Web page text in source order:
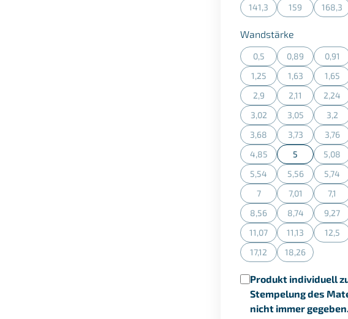
141,3
(Diese Option ist zurzeit
159
(Diese Option
168,3
Wandstärke
0,5
(Diese Option ist zurzeit
0,89
(Diese Option
0,91
1,25
(Diese Option ist zurzeit
1,63
(Diese Option
1,65
2,9
(Diese Option ist zurzeit
2,11
(Diese Option
2,24
3,02
(Diese Option ist zurzeit
3,05
(Diese Option
3,2
3,68
(Diese Option ist zurzeit
3,73
(Diese Option
3,76
4,85
(Diese Option ist zurzeit
5 5,08
5,54
(Diese Option ist zurzeit
5,56
(Diese Option
5,74
7
(Diese Option ist zurzeit
7,01
(Diese Option
7,1
8,56
(Diese Option ist zurzeit
8,74
(Diese Option
9,27
11,07
(Diese Option ist zurzeit
11,13
(Diese Option
12,5
17,12
(Diese Option ist zurzeit
18,26
(Diese Option
Produkt individuell
Stempelung des
nicht immer